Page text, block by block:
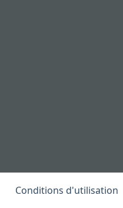
Conditions d'utilisation